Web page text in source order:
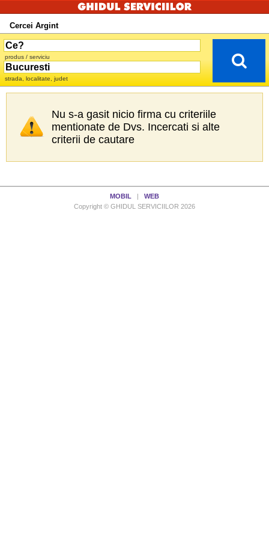
Cercei Argint
produs / serviciu
strada, localitate, judet
Nu s-a gasit nicio firma cu criteriile
mentionate de Dvs. Incercati si alte
criterii de cautare
MOBIL
WEB
Copyright © GHIDUL SERVICIILOR 2026